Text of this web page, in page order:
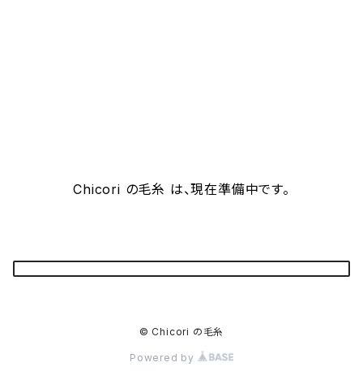
Chicori の毛糸 は、現在準備中です。
© Chicori の毛糸
Powered by